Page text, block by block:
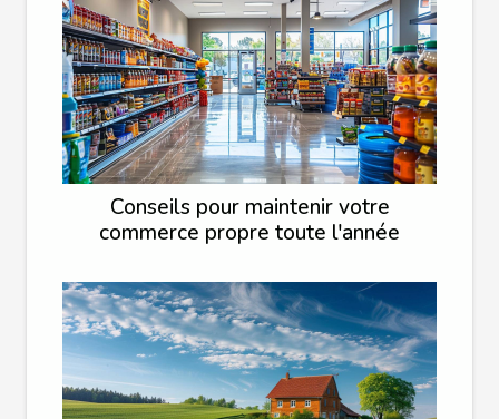
Conseils pour maintenir votre
commerce propre toute l'année